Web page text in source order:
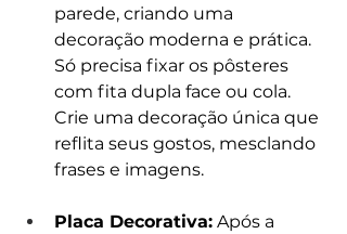
parede, criando uma
decoração moderna e prática.
Só precisa fixar os pôsteres
com fita dupla face ou cola.
Crie uma decoração única que
reflita seus gostos, mesclando
frases e imagens.
Placa Decorativa: Após a